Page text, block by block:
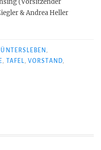
(Vorsitzender
& Andrea Heller
,
, TAFEL,VORSTAND,